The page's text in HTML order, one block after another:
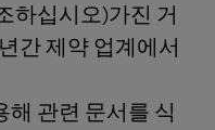
하십시오)가진 거
간 제약 업계에서
관련 문서를 식